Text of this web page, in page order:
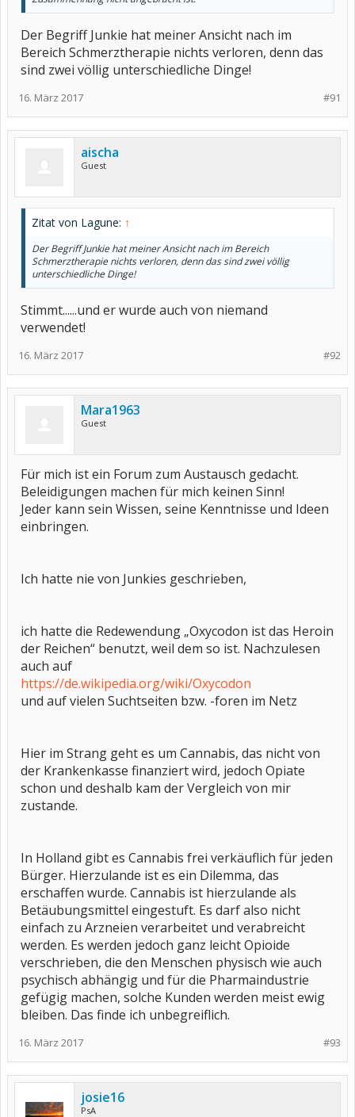
Der Begriff Junkie hat meiner Ansicht nach im
Bereich Schmerztherapie nichts verloren, denn das
sind zwei völlig unterschiedliche Dinge!
#91
16. März 2017
aischa
Guest
Zitat von Lagune: ↑
Der Begriff Junkie hat meiner Ansicht nach im Bereich
Schmerztherapie nichts verloren, denn das sind zwei völlig
unterschiedliche Dinge!
Stimmt......und er wurde auch von niemand
verwendet!
#92
16. März 2017
Mara1963
Guest
Für mich ist ein Forum zum Austausch gedacht.
Beleidigungen machen für mich keinen Sinn!
Jeder kann sein Wissen, seine Kenntnisse und Ideen
einbringen.
Ich hatte nie von Junkies geschrieben,
ich hatte die Redewendung „Oxycodon ist das Heroin
der Reichen“ benutzt, weil dem so ist. Nachzulesen
auch auf
https://de.wikipedia.org/wiki/Oxycodon
und auf vielen Suchtseiten bzw. -foren im Netz
Hier im Strang geht es um Cannabis, das nicht von
der Krankenkasse finanziert wird, jedoch Opiate
schon und deshalb kam der Vergleich von mir
zustande.
In Holland gibt es Cannabis frei verkäuflich für jeden
Bürger. Hierzulande ist es ein Dilemma, das
erschaffen wurde. Cannabis ist hierzulande als
Betäubungsmittel eingestuft. Es darf also nicht
einfach zu Arzneien verarbeitet und verabreicht
werden. Es werden jedoch ganz leicht Opioide
verschrieben, die den Menschen physisch wie auch
psychisch abhängig und für die Pharmaindustrie
gefügig machen, solche Kunden werden meist ewig
bleiben. Das finde ich unbegreiflich.
#93
16. März 2017
josie16
PsA